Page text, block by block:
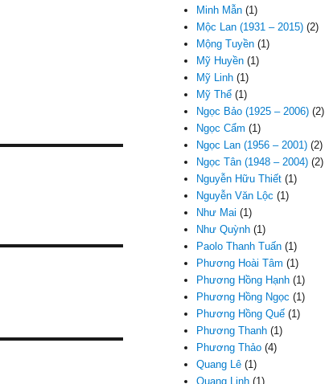
Minh Mẫn (1)
Mộc Lan (1931 – 2015) (2)
Mộng Tuyền (1)
Mỹ Huyền (1)
Mỹ Linh (1)
Mỹ Thể (1)
Ngọc Bảo (1925 – 2006) (2)
Ngọc Cẩm (1)
Ngọc Lan (1956 – 2001) (2)
Ngọc Tân (1948 – 2004) (2)
Nguyễn Hữu Thiết (1)
Nguyễn Văn Lộc (1)
Như Mai (1)
Như Quỳnh (1)
Paolo Thanh Tuấn (1)
Phương Hoài Tâm (1)
Phương Hồng Hạnh (1)
Phương Hồng Ngọc (1)
Phương Hồng Quế (1)
Phương Thanh (1)
Phương Thảo (4)
Quang Lê (1)
Quang Linh (1)